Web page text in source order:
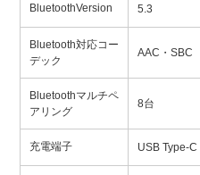
BluetoothVersion 5.3
Bluetooth対応コー
デック
AAC・SBC
Bluetoothマルチペ
アリング
8台
充電端子 USB Type-C